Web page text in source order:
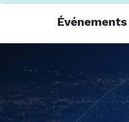
Événements